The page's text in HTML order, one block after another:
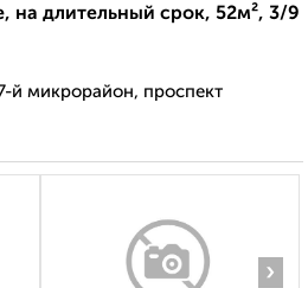
на длительный срок, 52м², 3/9
й микрорайон, проспект
›